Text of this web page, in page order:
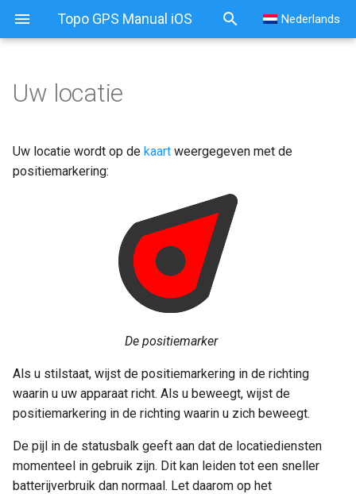
Topo GPS Manual iOS Nederlands
Aanbevolen iOS-instellingen
Scherm voor het wijzigen
van de huidige locatie
De huidige locatie opslaan
De huidige locatie delen
Huidige locatie, snelle
acties
Uw locatie
Uw locatie wordt op de kaart weergegeven met de
positiemarkering:
De positiemarker
Als u stilstaat, wijst de positiemarkering in de richting
waarin u uw apparaat richt. Als u beweegt, wijst de
positiemarkering in de richting waarin u zich beweegt.
De pijl in de statusbalk geeft aan dat de locatiediensten
momenteel in gebruik zijn. Dit kan leiden tot een sneller
batterijverbruik dan normaal. Let daarom op het